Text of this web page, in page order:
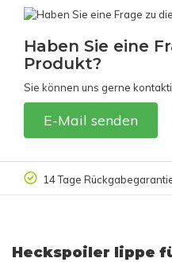
Haben Sie eine
Produkt?
Sie können uns gerne
E-Mail senden
14 Tage
Heckspoiler lippe